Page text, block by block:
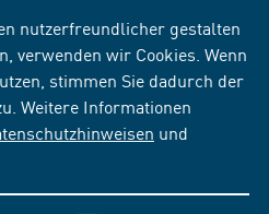
nutzerfreundlicher gestalten
verwenden wir Cookies. Wenn
stimmen Sie dadurch der
Weitere Informationen
und